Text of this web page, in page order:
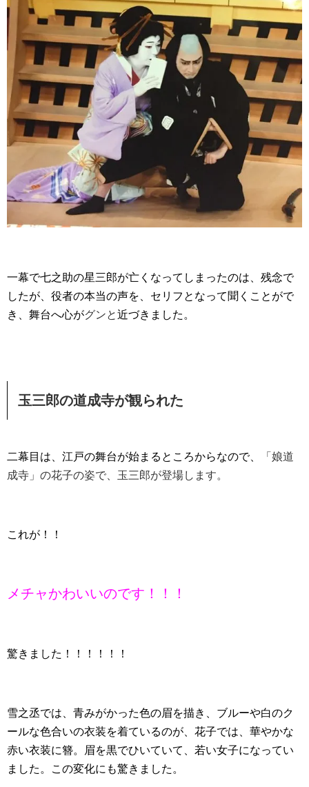
一幕で七之助の星三郎が亡くなってしまったのは、残念で
したが、役者の本当の声を、セリフとなって聞くことがで
き、舞台へ心がグンと近づきました。
玉三郎の道成寺が観られた
二幕目は、江戸の舞台が始まるところからなので、
「娘道
成寺」の花子の姿で、玉三郎が登場します。
これが！！
メチャかわいいのです！！！
驚きました！！！！！！
雪之丞では、青みがかった色の眉を描き、ブルーや白のク
ールな色合いの衣装を着ているのが、花子では、華やかな
赤い衣装に簪。眉を黒でひいていて、若い女子になってい
ました。この変化にも驚きました。